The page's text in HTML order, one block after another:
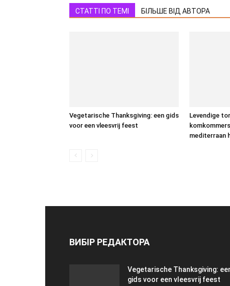
СТАТТІ ПО ТЕМІ БІЛЬШЕ ВІД АВТОРА
Vegetarische Thanksgiving: een gids
voor een vleesvrij feest
Levendige
mediterraan
ВИБІР РЕДАКТОРА
Vegetarische Thanksgiving:
gids voor een vleesvrij feest